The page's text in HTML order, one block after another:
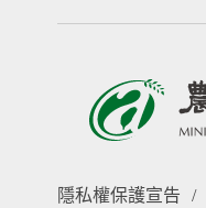
隱私權保護宣告 /